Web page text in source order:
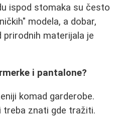
ispod stomaka su često
modela, a dobar,
prirodnih materijala je
i pantalone?
komad garderobe.
treba znati gde tražiti.